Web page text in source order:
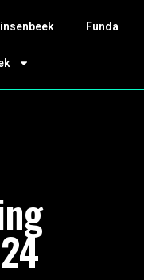
Funda